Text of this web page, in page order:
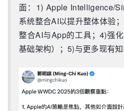
面：1) Apple Intelligence/
系统整合AI以提升整体体验
整合AI与App的工具；4)强
基础架构）；5)与更多现有知